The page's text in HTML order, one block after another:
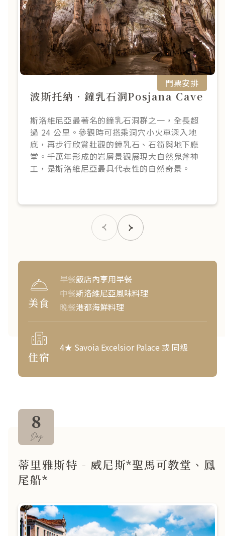
波斯托納．鐘乳石洞Posjana Cave
斯洛維尼亞最著名的鐘乳石洞群之一，全長超
過 24 公里。參觀時可搭乘洞穴小火車深入地
底，再步行欣賞壯觀的鐘乳石、石筍與地下廳
堂。千萬年形成的岩層景觀展現大自然鬼斧神
工，是斯洛維尼亞最具代表性的自然奇景。
門票安排
美食
早餐飯店內享用早餐
中餐斯洛維尼亞風味料理
晚餐港都海鮮料理
住宿
4★ Savoia Excelsior Palace 或 同級
蒂里雅斯特 - 威尼斯*聖馬可教堂、鳳
尾船*
8
Day